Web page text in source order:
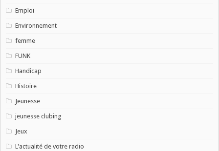
Emploi
Environnement
femme
FUNK
Handicap
Histoire
Jeunesse
jeunesse clubing
Jeux
L'actualité de votre radio